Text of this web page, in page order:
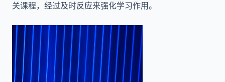
关课程，经过及时反应来强化学习作用。